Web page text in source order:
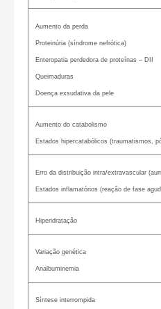
Aumento da perda
Proteinúria (síndrome nefrótica)
Enteropatia perdedora de proteínas – DII
Queimaduras
Doença exsudativa da pele
Aumento do catabolismo
Estados hipercatabólicos (traumatismos,
Erro da distribuição intra/extravascular
Estados inflamatórios (reação de fase
Hiperidratação
Variação genética
Analbuminemia
Síntese interrompida